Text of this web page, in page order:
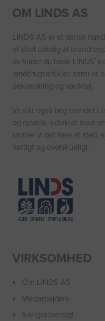
OM LINDS AS
LINDS AS er et dansk
et stort udvalg af
os finder du både LINDS′
landbrugsartikler, samt et
beklædning og værktøj.
Vi står også bag brandet
og opvask, udviklet med
samler vi det hele ét sted,
hurtigt og overskueligt.
VIRKSOMHED
Om LINDS AS
Medarbejdere
Sælgeroversigt